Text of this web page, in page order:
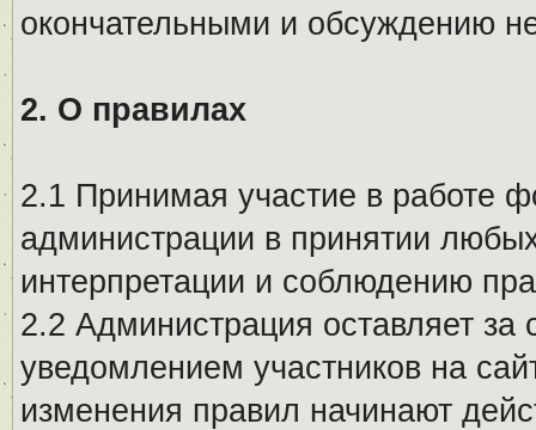
окончательными и обсуждению
2. О правилах
2.1 Принимая участие в работе
администрации в принятии
интерпретации и соблюдению
2.2 Администрация оставляет
уведомлением участников на
изменения правил начинают